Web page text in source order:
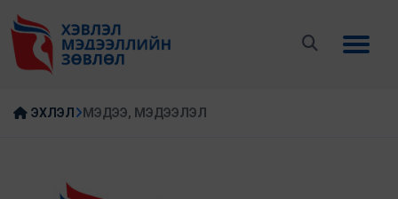
ЭХЛЭЛ МЭДЭЭ, МЭДЭЭЛЭЛ